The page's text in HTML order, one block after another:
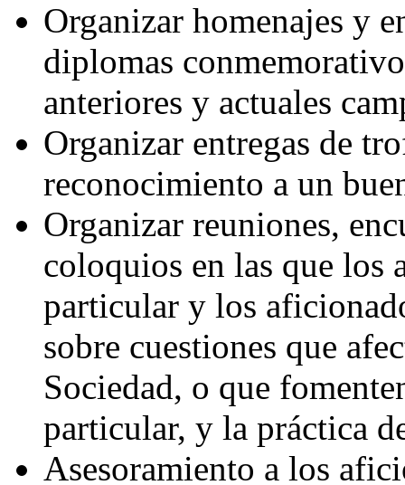
Organizar homenajes y
diplomas
anteriores y actuales
Organizar entregas de
reconocimiento a un
Organizar reuniones,
coloquios en las que los
particular y los
sobre cuestiones que
Sociedad, o que
particular, y la práctica
Asesoramiento a los